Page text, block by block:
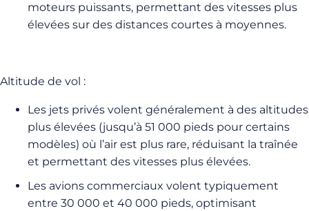
moteurs puissants, permettant des vitesses plus
élevées sur des distances courtes à moyennes.
Altitude de vol :
Les jets privés volent généralement à des altitudes
plus élevées (jusqu’à 51 000 pieds pour certains
modèles) où l’air est plus rare, réduisant la traînée
et permettant des vitesses plus élevées.
Les avions commerciaux volent typiquement
entre 30 000 et 40 000 pieds, optimisant